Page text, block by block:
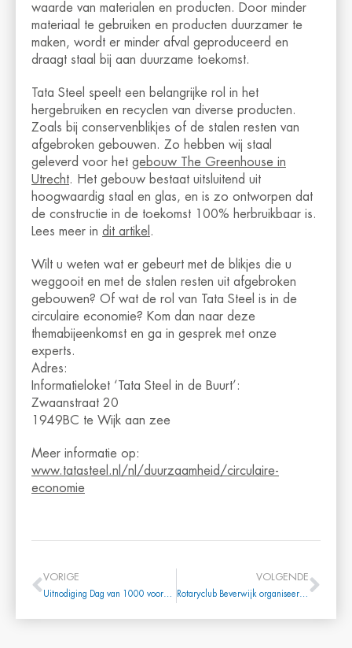
waarde van materialen en producten. Door minder
materiaal te gebruiken en producten duurzamer te
maken, wordt er minder afval geproduceerd en
draagt staal bij aan duurzame toekomst.
Tata Steel speelt een belangrijke rol in het
hergebruiken en recyclen van diverse producten.
Zoals bij conservenblikjes of de stalen resten van
afgebroken gebouwen. Zo hebben wij staal
geleverd voor het gebouw The Greenhouse in
Utrecht. Het gebouw bestaat uitsluitend uit
hoogwaardig staal en glas, en is zo ontworpen dat
de constructie in de toekomst 100% herbruikbaar is.
Lees meer in dit artikel .
Wilt u weten wat er gebeurt met de blikjes die u
weggooit en met de stalen resten uit afgebroken
gebouwen? Of wat de rol van Tata Steel is in de
circulaire economie? Kom dan naar deze
themabijeenkomst en ga in gesprek met onze
experts.
Adres:
Informatieloket ‘Tata Steel in de Buurt’:
Zwaanstraat 20
1949BC te Wijk aan zee
Meer informatie op:
www.tatasteel.nl/nl/duurzaamheid/circulaire-
economie
VORIGE VOLGENDE
Rotaryclub Beverwijk organiseert de eerste Beverwijkse Rotary autorally